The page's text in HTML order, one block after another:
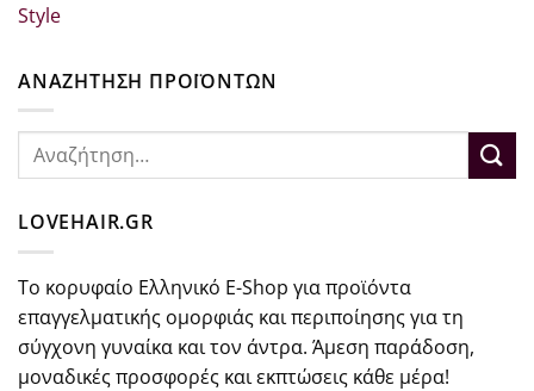
Style
ΑΝΑΖΗΤΗΣΗ ΠΡΟΪΟΝΤΩΝ
Αναζήτηση
LOVEHAIR.GR
Το κορυφαίο Ελληνικό E-Shop για προϊόντα
επαγγελματικής ομορφιάς και περιποίησης για τη
σύγχονη γυναίκα και τον άντρα. Άμεση παράδοση,
μοναδικές προσφορές και εκπτώσεις κάθε μέρα!